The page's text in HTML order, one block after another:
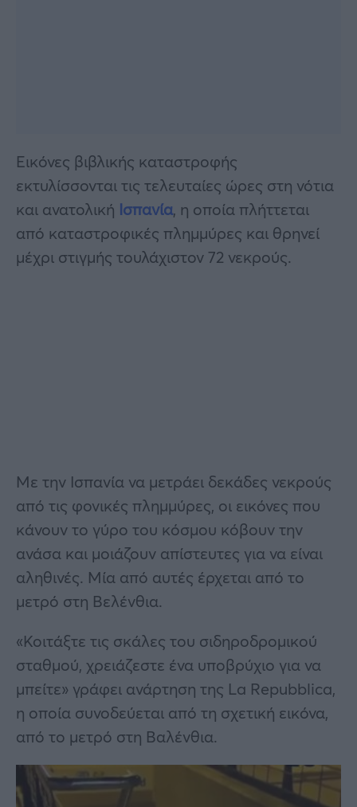
Εικόνες βιβλικής καταστροφής
εκτυλίσσονται τις τελευταίες ώρες στη νότια
και ανατολική Ισπανία, η οποία πλήττεται
από καταστροφικές πλημμύρες και θρηνεί
μέχρι στιγμής τουλάχιστον 72 νεκρούς.
Με την Ισπανία να μετράει δεκάδες νεκρούς
από τις φονικές πλημμύρες, οι εικόνες που
κάνουν το γύρο του κόσμου κόβουν την
ανάσα και μοιάζουν απίστευτες για να είναι
αληθινές. Μία από αυτές έρχεται από το
μετρό στη Βελένθια.
«Κοιτάξτε τις σκάλες του σιδηροδρομικού
σταθμού, χρειάζεστε ένα υποβρύχιο για να
μπείτε» γράφει ανάρτηση της La Repubblica,
η οποία συνοδεύεται από τη σχετική εικόνα,
από το μετρό στη Βαλένθια.